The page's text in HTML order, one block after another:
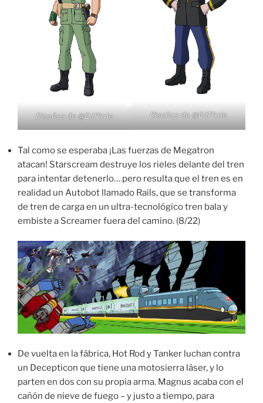
Diseños de@EdPirrie Diseños de@EdPirrie
Tal como se esperaba ¡Las fuerzas de Megatron
atacan! Starscream destruye los rieles delante del tren
para intentar detenerlo… pero resulta que el tren es en
realidad un Autobot llamado Rails, que se transforma
de tren de carga en un ultra-tecnológico tren bala y
embiste a Screamer fuera del camino. (8/22)
De vuelta en la fábrica, Hot Rod y Tanker luchan contra
un Decepticon que tiene una motosierra láser, y lo
parten en dos con su propia arma. Magnus acaba con el
cañón de nieve de fuego – y justo a tiempo, para